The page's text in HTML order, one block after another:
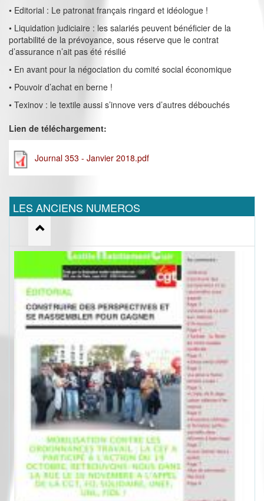
• Editorial : Le patronat français ringard et idéologue !
• Liquidation judiciaire : les salariés peuvent bénéficier de la
portabilité de la prévoyance, sous réserve que le contrat
d’assurance n’ait pas été résilié
• En avant pour la négociation du comité social économique
• Pouvoir d’achat en berne !
• Texinov : le textile aussi s’innove vers d’autres débouchés
Lien de téléchargement:
Journal 353 - Janvier 2018.pdf
LES ANCIENS NUMEROS